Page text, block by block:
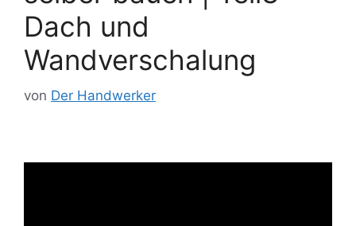
Dach und
Wandverschalung
von Der Handwerker